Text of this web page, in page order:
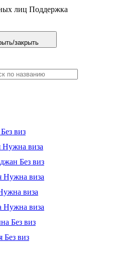
лиц Поддержка
закрыть
Без виз
Нужна виза
Без виз
Нужна виза
виза
Нужна виза
Без виз
Без виз